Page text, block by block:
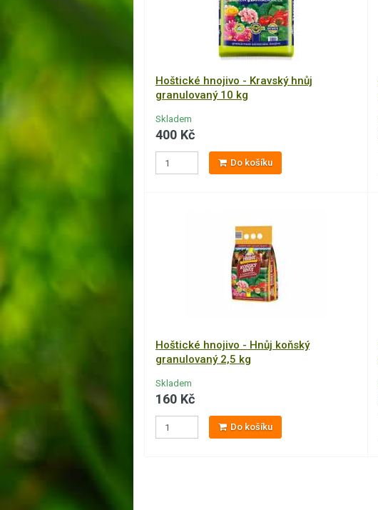
Hoštické hnojivo - Kravský hnůj
granulovaný 10 kg
Skladem
400 Kč
Do košíku
Hoštické hnojivo - Hnůj koňský
granulovaný 2,5 kg
Skladem
160 Kč
Do košíku